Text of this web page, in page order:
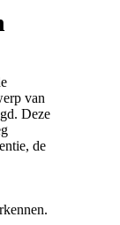
van
Deze
de